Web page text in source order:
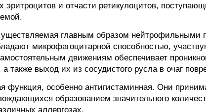
эритроцитов и отчасти ретикулоцитов,
главным образом нейтрофильными
микрофагоцитарной способностью,
движениям обеспечивает
также выход их из сосудистого русла в очаг
функция, особенно антигистаминная. Они
образованием значительного
аллергозах.